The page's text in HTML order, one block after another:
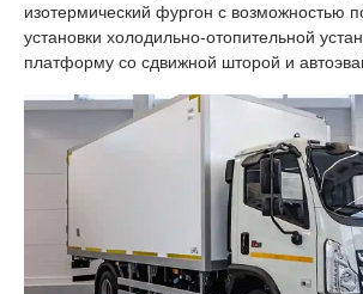
изотермический фургон с возможностью
установки холодильно-отопительной
платформу со сдвижной шторой и